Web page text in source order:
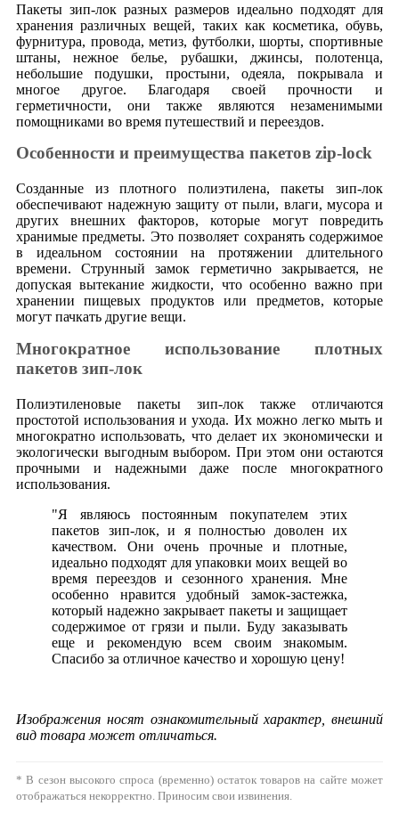
Пакеты зип-лок разных размеров идеально подходят для
хранения различных вещей, таких как косметика, обувь,
фурнитура, провода, метиз, футболки, шорты, спортивные
штаны, нежное белье, рубашки, джинсы, полотенца,
небольшие подушки, простыни, одеяла, покрывала и
многое другое. Благодаря своей прочности и
герметичности, они также являются незаменимыми
помощниками во время путешествий и переездов.
Особенности и преимущества пакетов zip-lock
Созданные из плотного полиэтилена, пакеты зип-лок
обеспечивают надежную защиту от пыли, влаги, мусора и
других внешних факторов, которые могут повредить
хранимые предметы. Это позволяет сохранять содержимое
в идеальном состоянии на протяжении длительного
времени. Струнный замок герметично закрывается, не
допуская вытекание жидкости, что особенно важно при
хранении пищевых продуктов или предметов, которые
могут пачкать другие вещи.
Многократное использование плотных
пакетов зип-лок
Полиэтиленовые пакеты зип-лок также отличаются
простотой использования и ухода. Их можно легко мыть и
многократно использовать, что делает их экономически и
экологически выгодным выбором. При этом они остаются
прочными и надежными даже после многократного
использования.
"Я являюсь постоянным покупателем этих
пакетов зип-лок, и я полностью доволен их
качеством. Они очень прочные и плотные,
идеально подходят для упаковки моих вещей во
время переездов и сезонного хранения. Мне
особенно нравится удобный замок-застежка,
который надежно закрывает пакеты и защищает
содержимое от грязи и пыли. Буду заказывать
еще и рекомендую всем своим знакомым.
Спасибо за отличное качество и хорошую цену!
Изображения носят ознакомительный характер, внешний
вид товара может отличаться.
* В сезон высокого спроса (временно) остаток товаров на сайте может
отображаться некорректно. Приносим свои извинения.